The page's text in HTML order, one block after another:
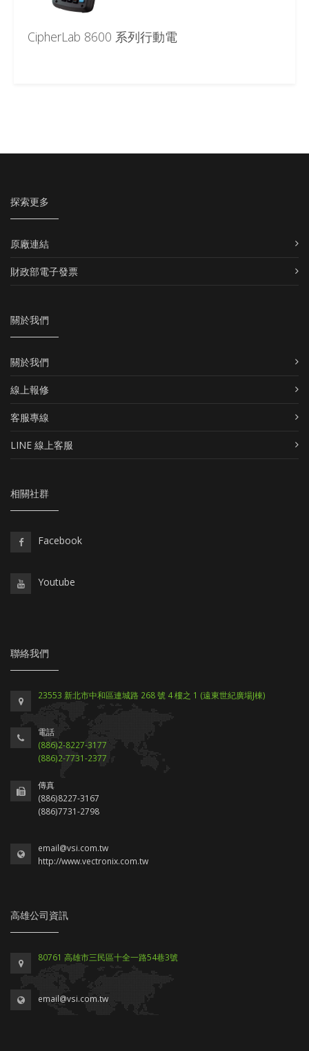
CipherLab 8600 系列行動電
探索更多
原廠連結
財政部電子發票
關於我們
關於我們
線上報修
客服專線
LINE 線上客服
相關社群
Facebook
Youtube
聯絡我們
23553 新北市中和區連城路 268 號 4 樓之 1 (遠東世紀廣場J棟)
電話
(886)2-8227-3177
(886)2-7731-2377
傳真
(886)8227-3167
(886)7731-2798
email@vsi.com.tw
http://www.vectronix.com.tw
高雄公司資訊
80761 高雄市三民區十全一路54巷3號
email@vsi.com.tw